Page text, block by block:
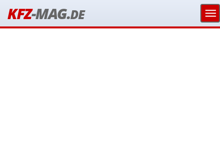
KFZ-MAG.DE